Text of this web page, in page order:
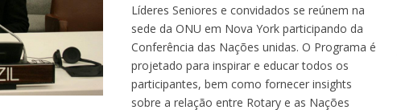
Líderes Seniores e convidados se reúnem na
sede da ONU em Nova York participando da
Conferência das Nações unidas. O Programa é
projetado para inspirar e educar todos os
participantes, bem como fornecer insights
sobre a relação entre Rotary e as Nações